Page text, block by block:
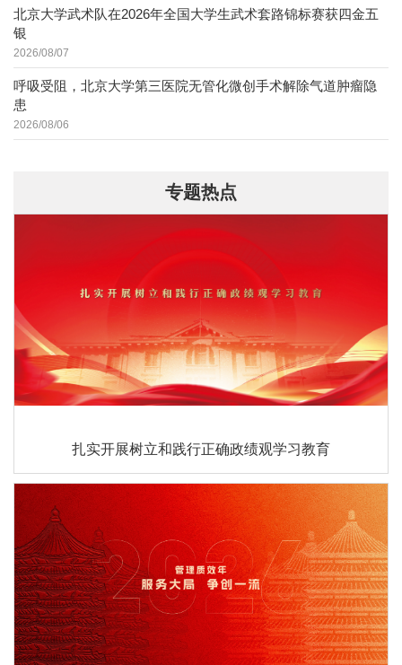
北京大学武术队在2026年全国大学生武术套路锦标赛获四金五
银
2026/08/07
呼吸受阻，北京大学第三医院无管化微创手术解除气道肿瘤隐
患
2026/08/06
专题热点
扎实开展树立和践行正确政绩观学习教育